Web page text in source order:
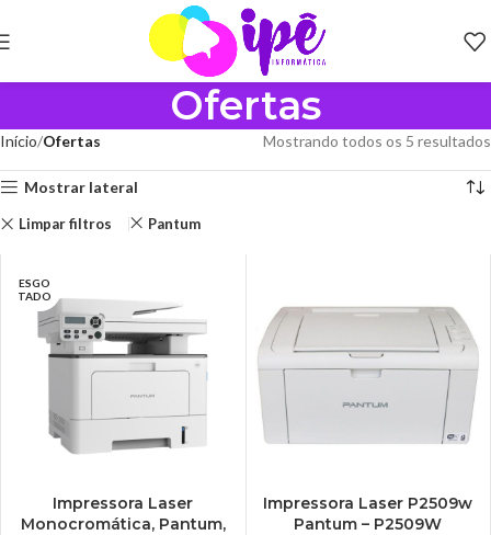
Ofertas
Início Ofertas Mostrando todos os 5 resultados
Mostrar lateral
Limpar filtros Pantum
ESGO
TADO
Impressora Laser
Monocromática, Pantum,
Impressora Laser P2509w
Pantum – P2509W